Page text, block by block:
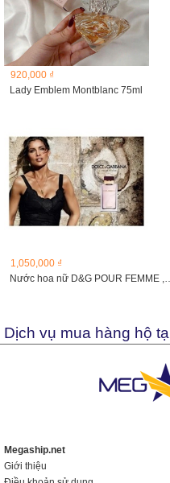
920,000 ₫
Lady Emblem Montblanc 75ml
1,050,000 ₫
Nước hoa nữ D&G
Dịch vụ mua hàng hộ
Megaship.net
Giới thiệu